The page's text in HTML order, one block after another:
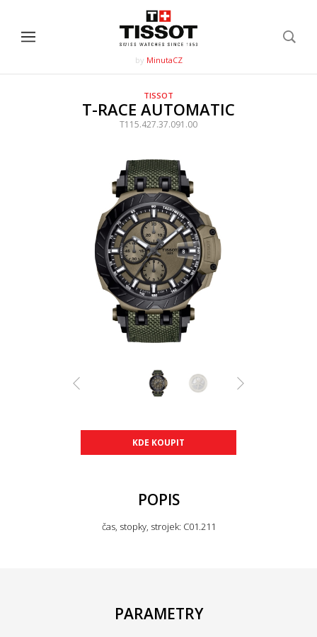
by MinutaCZ
TISSOT
T-RACE AUTOMATIC
T115.427.37.091.00
KDE KOUPIT
POPIS
čas, stopky, strojek: C01.211
PARAMETRY